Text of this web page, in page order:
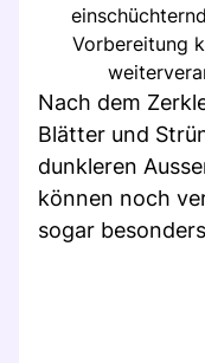
Vorbereitung
Nach dem
Blätter und
dunkleren
können noch
sogar